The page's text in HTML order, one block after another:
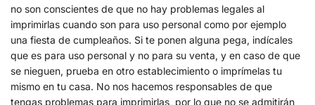
no son conscientes de que no hay problemas legales al
imprimirlas cuando son para uso personal como por ejemplo
una fiesta de cumpleaños. Si te ponen alguna pega, indícales
que es para uso personal y no para su venta, y en caso de que
se nieguen, prueba en otro establecimiento o imprímelas tu
mismo en tu casa. No nos hacemos responsables de que
tengas problemas para imprimirlas, por lo que no se admitirán